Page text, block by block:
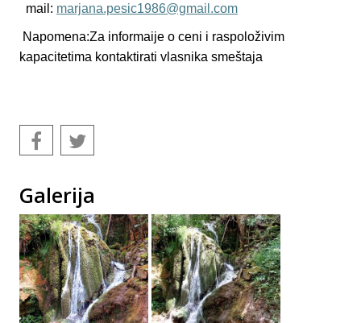
mail: marjana.pesic1986@gmail.com
Napomena:Za informaije o ceni i raspoloživim
kapacitetima kontaktirati vlasnika smeštaja
Galerija